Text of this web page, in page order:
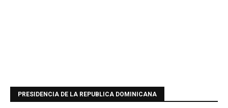
PRESIDENCIA DE LA REPUBLICA DOMINICANA